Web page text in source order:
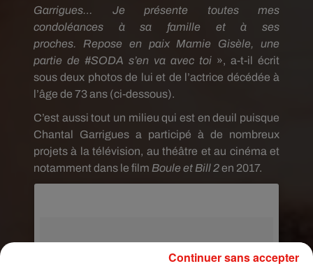
Garrigues…
Je présente toutes mes
condoléances à sa famille et à ses
proches.
Repose en paix Mamie Gisèle, une
partie de #SODA s’en va avec toi », a-t-il écrit
sous deux photos de lui et de l’actrice décédée à
l’âge de 73 ans (ci-dessous).
C’est aussi tout un milieu qui est en deuil puisque
Chantal Garrigues a participé à de nombreux
projets à la télévision, au théâtre et au cinéma et
notamment dans le film Boule et Bill 2en 2017.
Continuer sans accepter